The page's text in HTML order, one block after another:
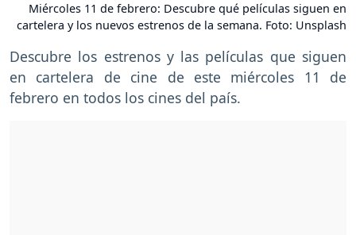
Miércoles 11 de febrero: Descubre qué películas siguen en
cartelera y los nuevos estrenos de la semana. Foto: Unsplash
Descubre los estrenos y las películas que siguen
en cartelera de cine de este miércoles 11 de
febrero en todos los cines del país.